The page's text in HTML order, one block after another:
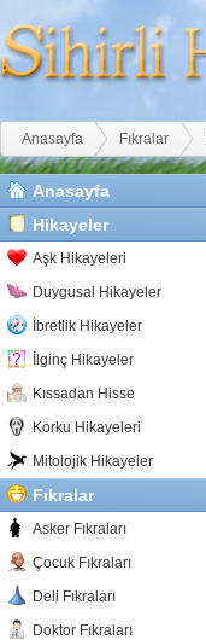
Buradasınız
Anasayfa Fıkralar
Anasayfa
Hikayeler
Aşk Hikayeleri
Duygusal Hikayeler
İbretlik Hikayeler
İlginç Hikayeler
Kıssadan Hisse
Korku Hikayeleri
Mitolojik Hikayeler
Fıkralar
Asker Fıkraları
Çocuk Fıkraları
Deli Fıkraları
Doktor Fıkraları